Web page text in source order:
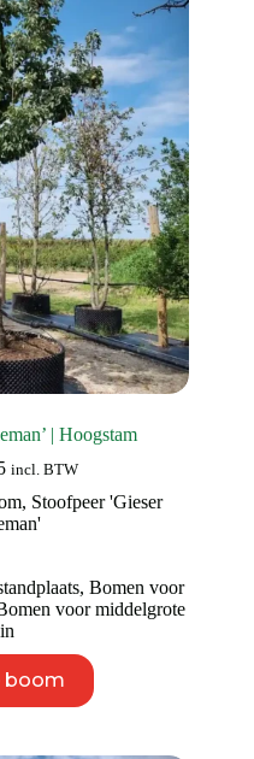
| Hoogstam
Prijsklasse:
tot
€ 1.995
incl. BTW
, Stoofpeer 'Gieser
, Bomen voor
voor middelgrote
boom